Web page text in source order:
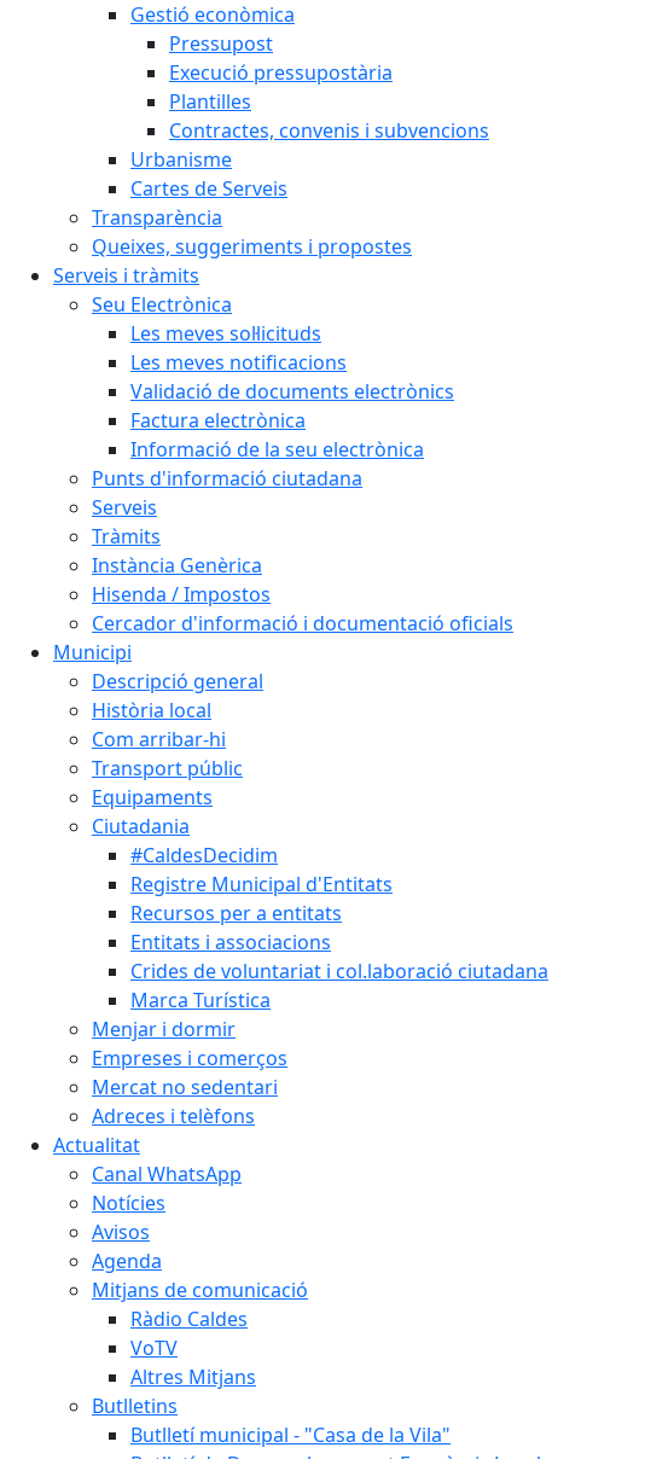
Gestió econòmica
Pressupost
Execució pressupostària
Plantilles
Contractes, convenis i subvencions
Urbanisme
Cartes de Serveis
Transparència
Queixes, suggeriments i propostes
Serveis i tràmits
Seu Electrònica
Les meves sol·licituds
Les meves notificacions
Validació de documents electrònics
Factura electrònica
Informació de la seu electrònica
Punts d'informació ciutadana
Serveis
Tràmits
Instància Genèrica
Hisenda / Impostos
Cercador d'informació i documentació oficials
Municipi
Descripció general
Història local
Com arribar-hi
Transport públic
Equipaments
Ciutadania
#CaldesDecidim
Registre Municipal d'Entitats
Recursos per a entitats
Entitats i associacions
Crides de voluntariat i col.laboració ciutadana
Marca Turística
Menjar i dormir
Empreses i comerços
Mercat no sedentari
Adreces i telèfons
Actualitat
Canal WhatsApp
Notícies
Avisos
Agenda
Mitjans de comunicació
Ràdio Caldes
VoTV
Altres Mitjans
Butlletins
Butlletí municipal - "Casa de la Vila"